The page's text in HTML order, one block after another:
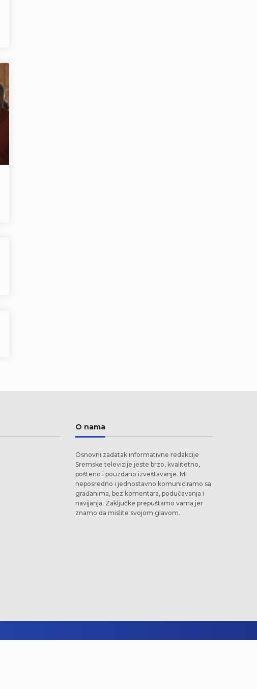
O nama
Osnovni zadatak informativne redakcije
Sremske televizije jeste brzo, kvalitetno,
pošteno i pouzdano izveštavanje. Mi
neposredno i jednostavno komuniciramo sa
građanima, bez komentara, podučavanja i
navijanja. Zaključke prepuštamo vama jer
znamo da mislite svojom glavom.